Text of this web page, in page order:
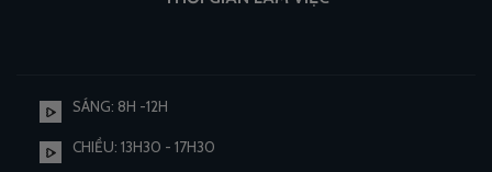
SÁNG: 8H -12H
CHIỀU: 13H30 - 17H30